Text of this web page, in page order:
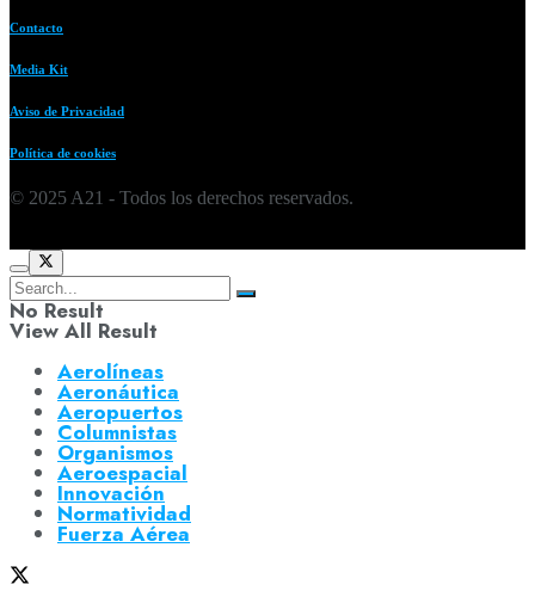
Contacto
Media Kit
Aviso de Privacidad
Política de cookies
© 2025 A21 - Todos los derechos reservados.
No Result
View All Result
Aerolíneas
Aeronáutica
Aeropuertos
Columnistas
Organismos
Aeroespacial
Innovación
Normatividad
Fuerza Aérea